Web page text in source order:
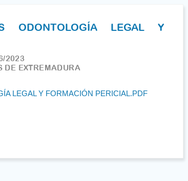
ODONTOLOGÍA LEGAL Y
2023
DE EXTREMADURA
LEGAL Y FORMACIÓN PERICIAL.PDF